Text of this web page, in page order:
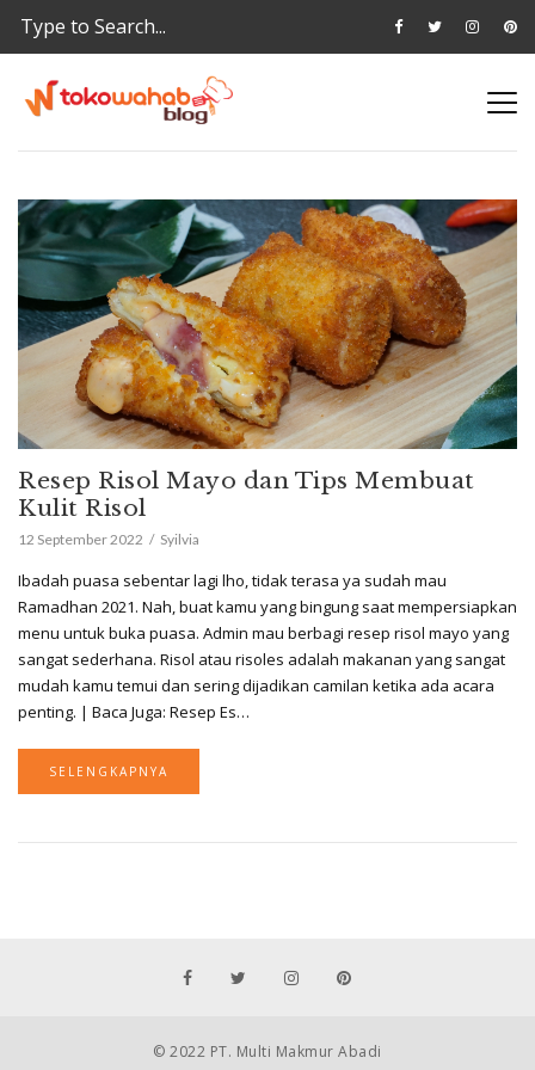
Resep Risol Mayo dan Tips Membuat
Kulit Risol
12 September 2022 Syilvia
Ibadah puasa sebentar lagi lho, tidak terasa ya sudah mau
Ramadhan 2021. Nah, buat kamu yang bingung saat mempersiapkan
menu untuk buka puasa. Admin mau berbagi resep risol mayo yang
sangat sederhana. Risol atau risoles adalah makanan yang sangat
mudah kamu temui dan sering dijadikan camilan ketika ada acara
penting. | Baca Juga: Resep Es…
SELENGKAPNYA
© 2022 PT. Multi Makmur Abadi